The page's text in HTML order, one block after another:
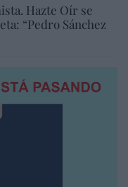
Hazte Oír se
“Pedro Sánchez